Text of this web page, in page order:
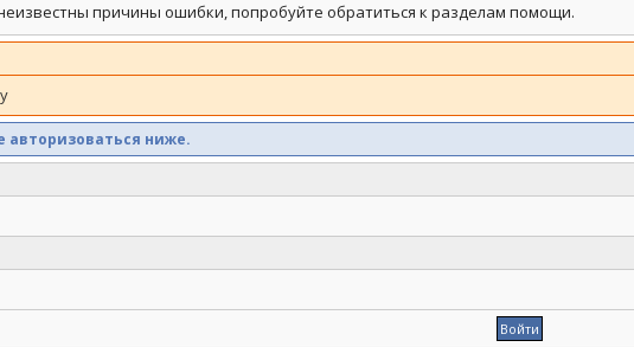
причины ошибки, попробуйте обратиться к разделам помощи.
авторизоваться ниже.